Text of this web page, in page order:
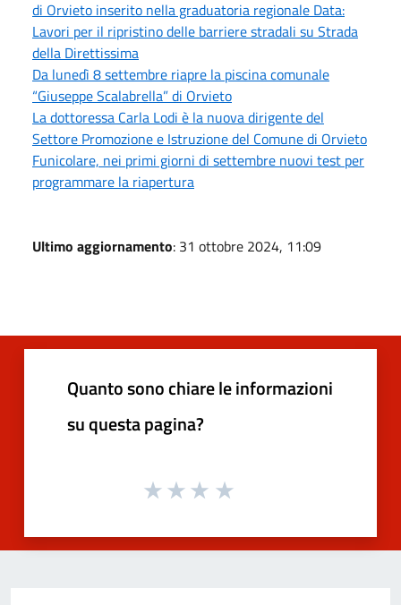
di Orvieto inserito nella graduatoria regionale Data:
Lavori per il ripristino delle barriere stradali su Strada
della Direttissima
Da lunedì 8 settembre riapre la piscina comunale
“Giuseppe Scalabrella” di Orvieto
La dottoressa Carla Lodi è la nuova dirigente del
Settore Promozione e Istruzione del Comune di Orvieto
Funicolare, nei primi giorni di settembre nuovi test per
programmare la riapertura
Ultimo aggiornamento: 31 ottobre 2024, 11:09
Quanto sono chiare le informazioni
su questa pagina?